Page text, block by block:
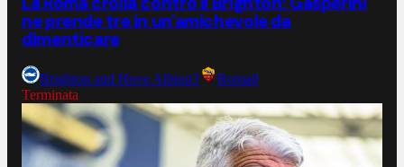
ne prende tre in un'amichevole da
dimenticare
Brighton and Hove Albion3 Roma0
Terminata